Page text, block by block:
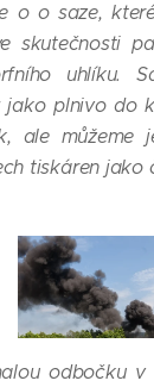
o o saze,
skutečnosti
uhlíku.
jako plnivo do
ale můžeme
tiskáren jako
odbočku v